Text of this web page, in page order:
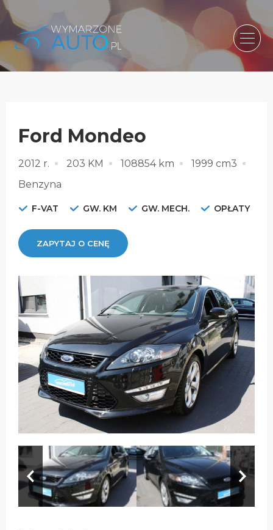
Ford Mondeo
2012 r. 203 KM 108854 km
1999 cm3
Benzyna
F-VAT GW. KM GW. MECH. OPŁATY
ZAPYTAJ O CENĘ